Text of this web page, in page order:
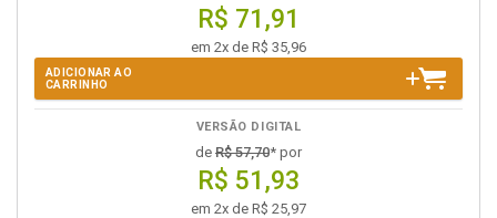
R$ 71,91
em 2x de R$ 35,96
ADICIONAR AO
CARRINHO
VERSÃO DIGITAL
de R$ 57,70* por
R$ 51,93
em 2x de R$ 25,97